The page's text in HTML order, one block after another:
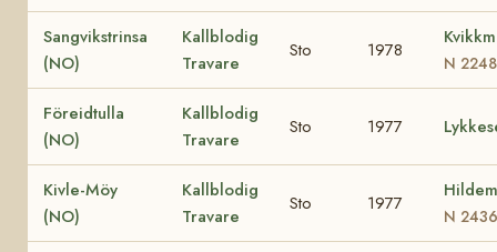
Sangvikstrinsa
(NO)
Kallblodig
Travare
Sto 1978
N
Föreidtulla
(NO)
Kallblodig
Travare
Sto 1977
Kivle-Möy
(NO)
Kallblodig
Travare
Sto 1977
N